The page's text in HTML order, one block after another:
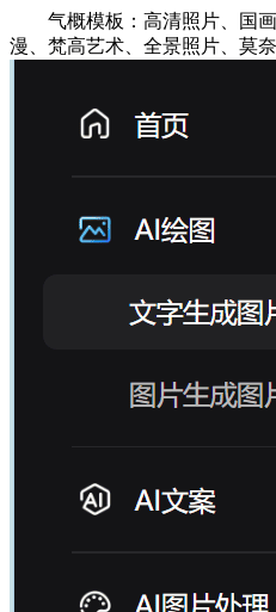
气概模板：高清照片、国画
漫、梵高艺术、全景照片、莫